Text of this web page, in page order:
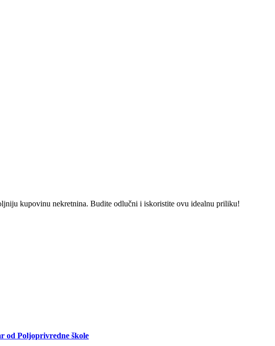
kupovinu nekretnina. Budite odlučni i iskoristite ovu idealnu priliku!
od Poljoprivredne škole